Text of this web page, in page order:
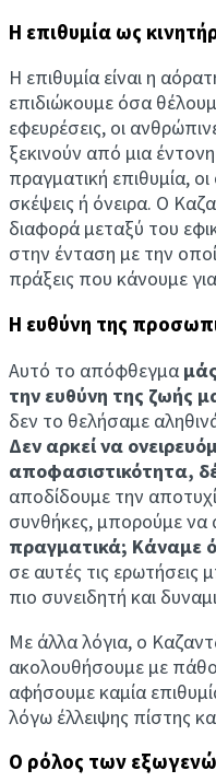
Η επιθυμία ως
Η επιθυμία είναι η
επιδιώκουμε όσα
εφευρέσεις, οι
ξεκινούν από μια
πραγματική επιθυμία,
σκέψεις ή όνειρα. Ο
διαφορά μεταξύ του
στην ένταση με την
πράξεις που κάνουμε
Η ευθύνη της
Αυτό το απόφθεγμα
την ευθύνη της ζωής
δεν το θελήσαμε
Δεν αρκεί να
αποφασιστικότητα,
αποδίδουμε την
συνθήκες, μπορούμε να
πραγματικά; Κάναμε
σε αυτές τις ερωτήσεις
πιο συνειδητή και
Με άλλα λόγια, ο
ακολουθήσουμε με
αφήσουμε καμία
λόγω έλλειψης πίστης
Ο ρόλος των